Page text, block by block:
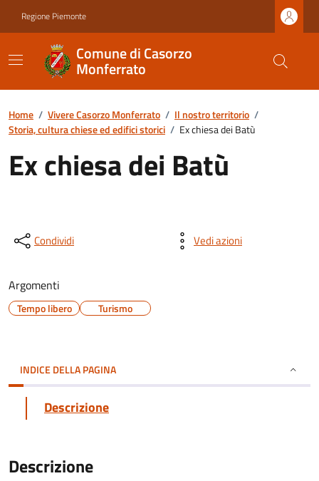
Regione Piemonte
Comune di Casorzo
Monferrato
Home / Vivere Casorzo Monferrato / Il nostro territorio /
Storia, cultura chiese ed edifici storici / Ex chiesa dei Batù
Ex chiesa dei Batù
Condividi Vedi azioni
Argomenti
Tempo libero Turismo
INDICE DELLA PAGINA
Descrizione
Descrizione